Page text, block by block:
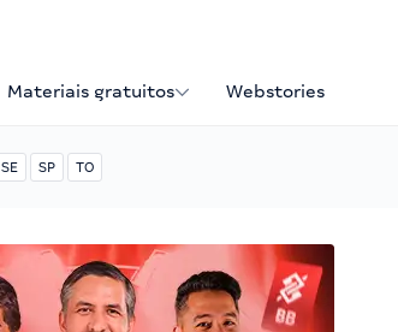
Materiais gratuitos Webstories
SE SP TO